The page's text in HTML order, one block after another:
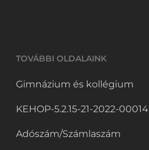
TOVÁBBI OLDALAINK
Gimnázium és kollégium
KEHOP-5.2.15-21-2022-00014
Adószám/Számlaszám